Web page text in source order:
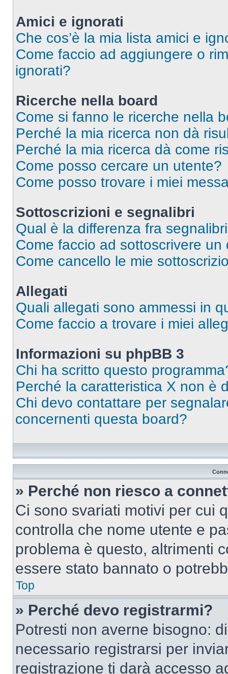
Amici e ignorati
Che cos’è la mia lista amici e
Come faccio ad aggiungere o
ignorati?
Ricerche nella board
Come si fanno le ricerche nella
Perché la mia ricerca non dà
Perché la mia ricerca dà come
Come posso cercare un utente?
Come posso trovare i miei
Sottoscrizioni e segnalibri
Qual è la differenza fra
Come faccio ad sottoscrivere
Come cancello le mie
Allegati
Quali allegati sono ammessi in
Come faccio a trovare i miei
Informazioni su phpBB 3
Chi ha scritto questo
Perché la caratteristica X non è
Chi devo contattare per
concernenti questa board?
» Perché non riesco a
Ci sono svariati motivi per cui
controlla che nome utente e
problema è questo, altrimenti
essere stato bannato o
Top
» Perché devo registrarmi?
Potresti non averne bisogno:
necessario registrarsi per
registrazione ti darà accesso